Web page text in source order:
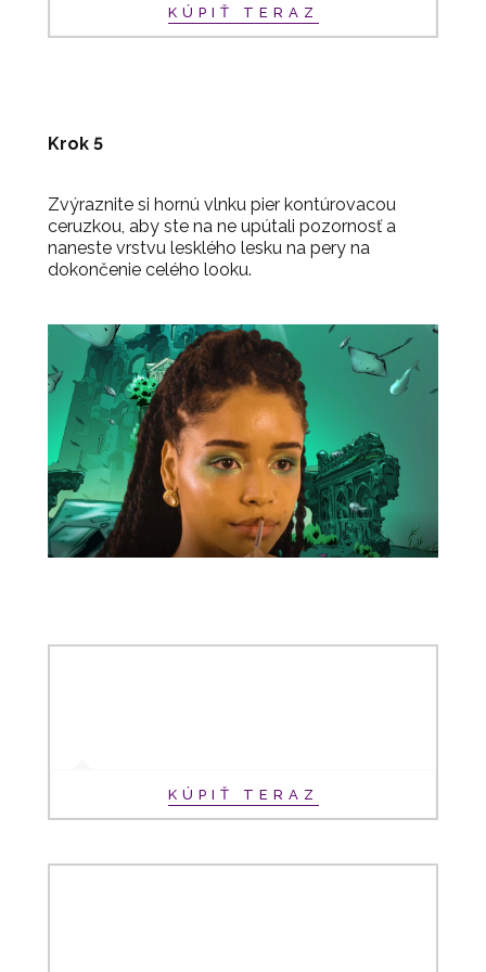
KÚPIŤ TERAZ
Krok 5
Zvýraznite si hornú vlnku pier kontúrovacou
ceruzkou, aby ste na ne upútali pozornosť a
naneste vrstvu lesklého lesku na pery na
dokončenie celého looku.
KÚPIŤ TERAZ